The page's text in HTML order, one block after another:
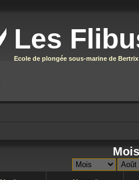
Les
Ecole de plongée sous-marine de Bertrix